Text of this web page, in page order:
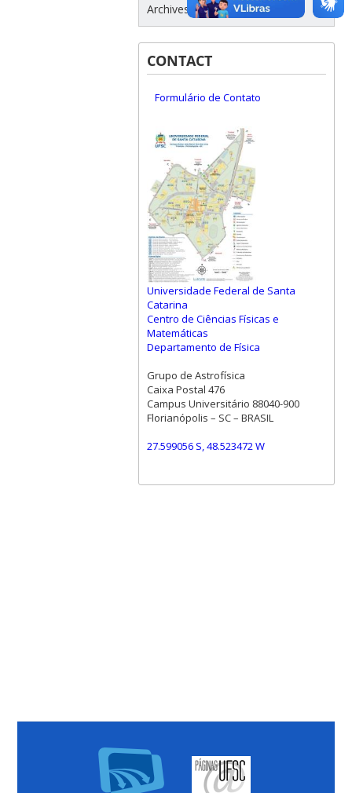
Archives
CONTACT
Formulário de Contato
Universidade Federal de Santa
Catarina
Centro de Ciências Físicas e
Matemáticas
Departamento de Física
Grupo de Astrofísica
Caixa Postal 476
Campus Universitário 88040-900
Florianópolis – SC – BRASIL
27.599056 S, 48.523472 W